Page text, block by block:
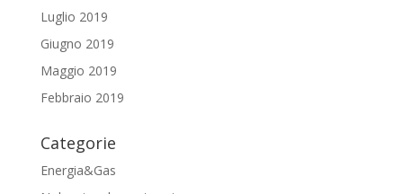
Luglio 2019
Giugno 2019
Maggio 2019
Febbraio 2019
Categorie
Energia&Gas